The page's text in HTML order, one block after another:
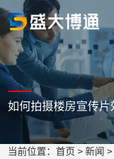
如何拍摄楼房宣传片
当前位置：首页 >新闻 >